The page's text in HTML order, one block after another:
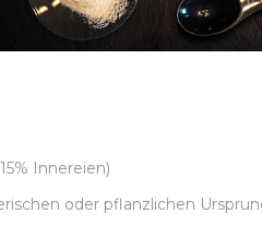
Innereien)
oder pflanzlichen